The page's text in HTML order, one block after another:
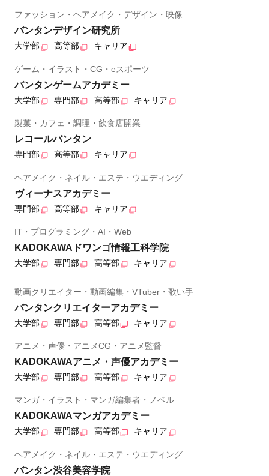
ファッション・ヘアメイク・デザイン・映像
バンタンデザイン研究所
大学部 高等部 キャリア
ゲーム・イラスト・CG・eスポーツ
バンタンゲームアカデミー
大学部 専門部 高等部 キャリア
製菓・カフェ・調理・飲食店開業
レコールバンタン
専門部 高等部 キャリア
ヘアメイク・ネイル・エステ・ウエディング
ヴィーナスアカデミー
専門部 高等部 キャリア
IT・プログラミング・AI・Web
KADOKAWAドワンゴ情報工科学院
大学部 専門部 高等部 キャリア
動画クリエイター・動画編集・VTuber・歌い手
バンタンクリエイターアカデミー
大学部 専門部 高等部 キャリア
アニメ・声優・アニメCG・アニメ監督
KADOKAWAアニメ・声優アカデミー
大学部 専門部 高等部 キャリア
マンガ・イラスト・マンガ編集者・ノベル
KADOKAWAマンガアカデミー
大学部 専門部 高等部 キャリア
ヘアメイク・ネイル・エステ・ウエディング
バンタン渋谷美容学院